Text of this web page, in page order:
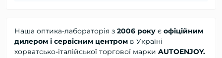
Наша оптика-лабораторія з 2006 року є офіційним
дилером і сервісним центром в Україні
хорватсько-італійської торгової марки AUTOENJOY.